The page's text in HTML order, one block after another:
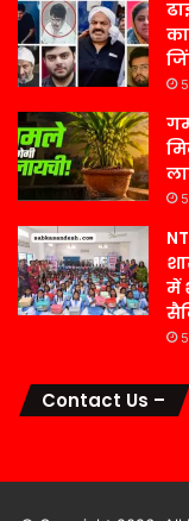
में
Contact Us –